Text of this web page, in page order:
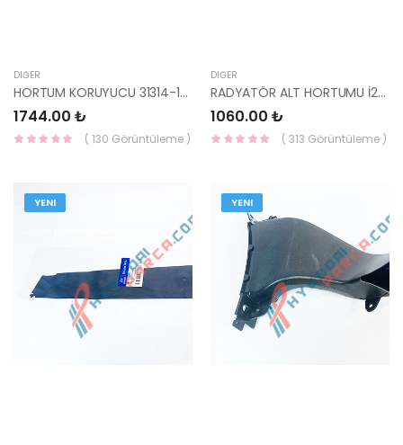
DIĞER
HORTUM KORUYUCU 31314-1J000-HMC
1744.00 ₺
( 130 Görüntüleme )
DIĞER
RADYATÖR ALT HORTUMU İ20 25412-4P700-HMC
1060.00 ₺
( 313 Görüntüleme )
YENI YENI